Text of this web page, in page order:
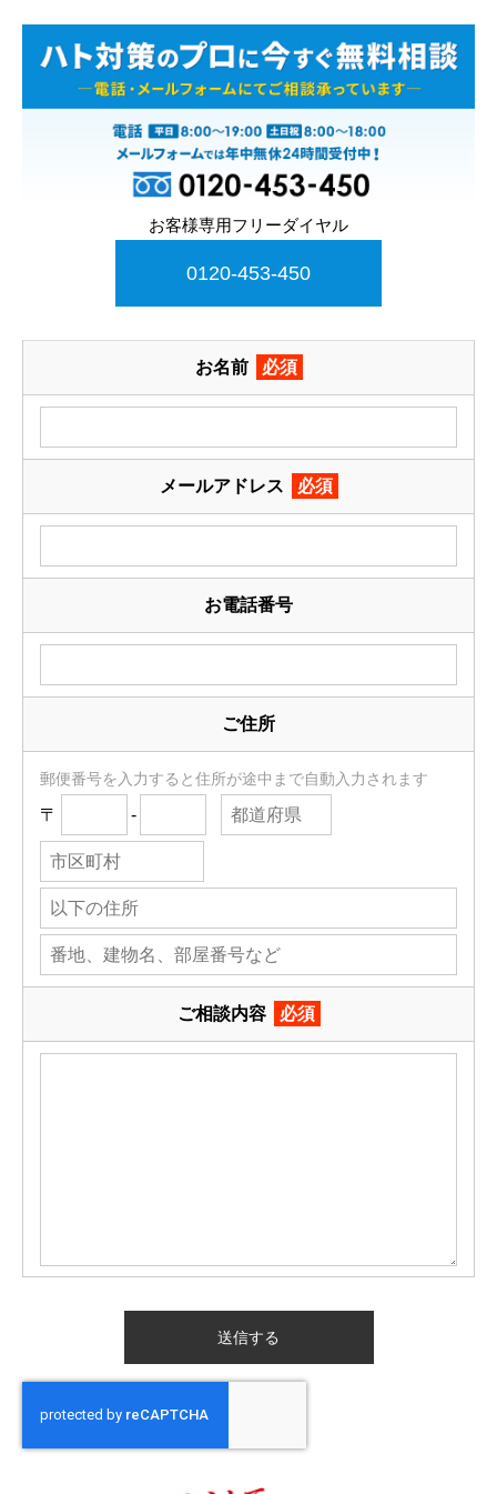
お客様専用フリーダイヤル
0120-453-450
お名前 必須
メールアドレス 必須
お電話番号
ご住所
郵便番号を入力すると住所が途中まで自動入力されます
〒 -
ご相談内容 必須